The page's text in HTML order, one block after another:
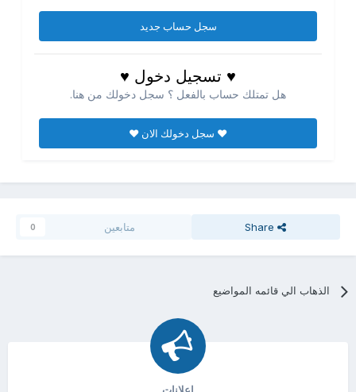
سجل حساب جديد
♥ تسجيل دخول ♥
هل تمتلك حساب بالفعل ؟ سجل دخولك من هنا.
♥ سجل دخولك الان ♥
Share متابعين 0
الذهاب الي قائمه المواضيع